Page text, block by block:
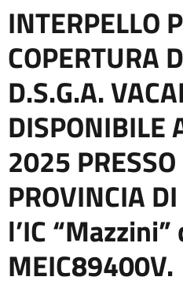
INTERPELLO
COPERTURA
D.S.G.A.
DISPONIBILE
2025
PROVINCIA
l’IC
MEIC89400V.